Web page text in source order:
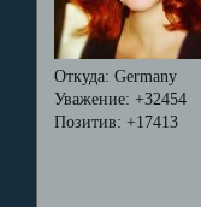
Откуда: Germany
Уважение: +32454
Позитив: +17413